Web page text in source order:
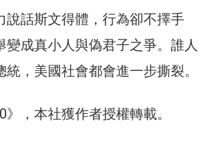
說話斯文得體，行為卻不擇手
變成真小人與偽君子之爭。誰人
，美國社會都會進一步撕裂。
》，本社獲作者授權轉載。